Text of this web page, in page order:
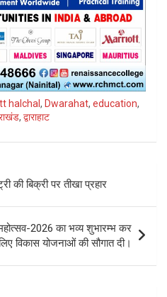
halchal , Dwarahat, education,
, द्वाराहाट
की बिक्री पर तीखा प्रहार
2026 का भव्य शुभारम्भ कर
विकास योजनाओं की सौगात दी।